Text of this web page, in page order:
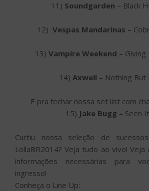
11) Soundgarden – Black
12) Vespas Mandarinas –
13) Vampire Weekend – Giving
14) Axwell – Nothing But
E pra fechar nossa set list com
15) Jake Bugg – Seen
Curtiu nossa seleção de
LollaBR2014? Veja tudo ao vivo!
informações necessárias para
ingresso!
Conheça o Line Up: